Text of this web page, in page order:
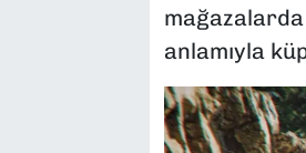
anlamıyla